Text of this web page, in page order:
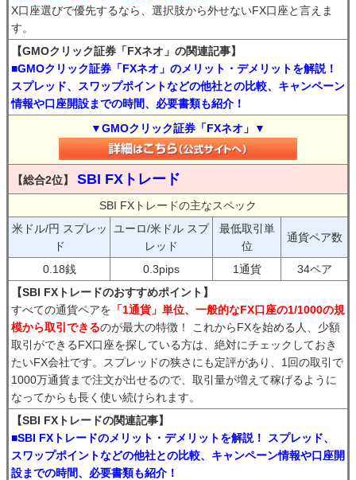
X口座選びで優先するなら、選択肢から外せないFX口座と言えま
す。
【GMOクリック証券「FXネオ」の関連記事】
■GMOクリック証券「FXネオ」のメリット・デメリットを解説！
スプレッド、スワップポイントなどの他社との比較、キャンペーン
情報や口座開設までの時間、必要書類も紹介！
▼GMOクリック証券「FXネオ」▼
【総合2位】 SBI FXトレード
SBI FXトレードの主なスペック
米ドル/円 スプレッ
ド
ユーロ/米ドル スプ
レッド
最低取引単
位
通貨ペア数
0.18銭 0.3pips 1通貨
34ペア
【SBI FXトレードのおすすめポイント】
すべての通貨ペアを 「1通貨」単位、一般的なFX口座の1/1000の規
模から取引できるのが最大の特徴！ これからFXを始める人、少額
取引ができるFX口座を探している方は、絶対にチェックしておき
たいFX会社です。スプレッドの狭さにも定評があり、1回の取引で
1000万通貨まで注文が出せるので、取引量が増えて稼げるように
なってからも長く使い続けられます。
【SBI FXトレードの関連記事】
■SBI FXトレードのメリット・デメリットを解説！ スプレッド、
スワップポイントなどの他社との比較、キャンペーン情報や口座開
設までの時間、必要書類も紹介！